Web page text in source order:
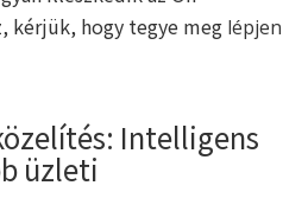
kérjük, hogy tegye meg lépjen
Intelligens
üzleti